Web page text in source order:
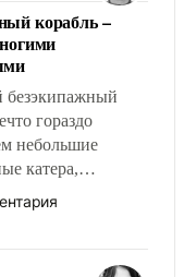
навсегда, но –
корабль –
безэкипажный
гораздо
небольшие
катера,
которых уже
Задача по
Однако